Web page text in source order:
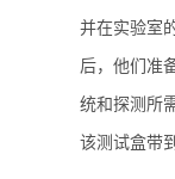
并在实验室
后，他们准
统和探测所
该测试盒带